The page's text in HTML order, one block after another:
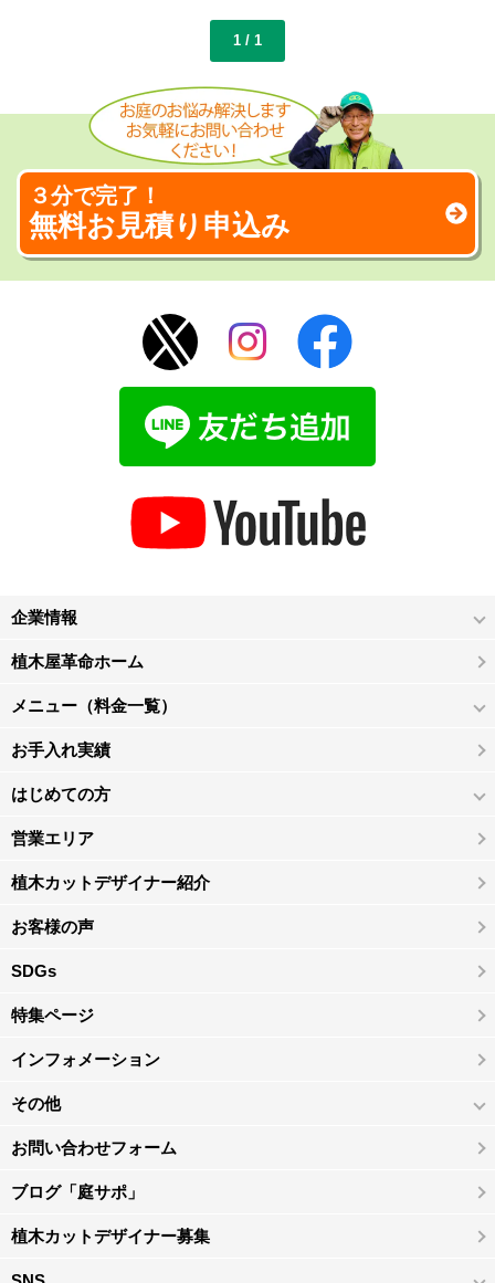
1 / 1
３分で完了！
無料お見積り申込み
企業情報
植木屋革命ホーム
メニュー（料金一覧）
お手入れ実績
はじめての方
営業エリア
植木カットデザイナー紹介
お客様の声
SDGs
特集ページ
インフォメーション
その他
お問い合わせフォーム
ブログ「庭サポ」
植木カットデザイナー募集